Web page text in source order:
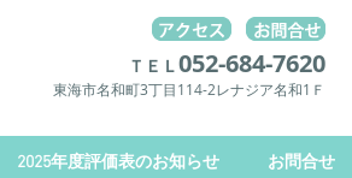
ＴＥＬ052-684-7620
東海市名和町3丁目114-2レナジア名和1Ｆ
2025年度評価表のお知らせ お問合せ